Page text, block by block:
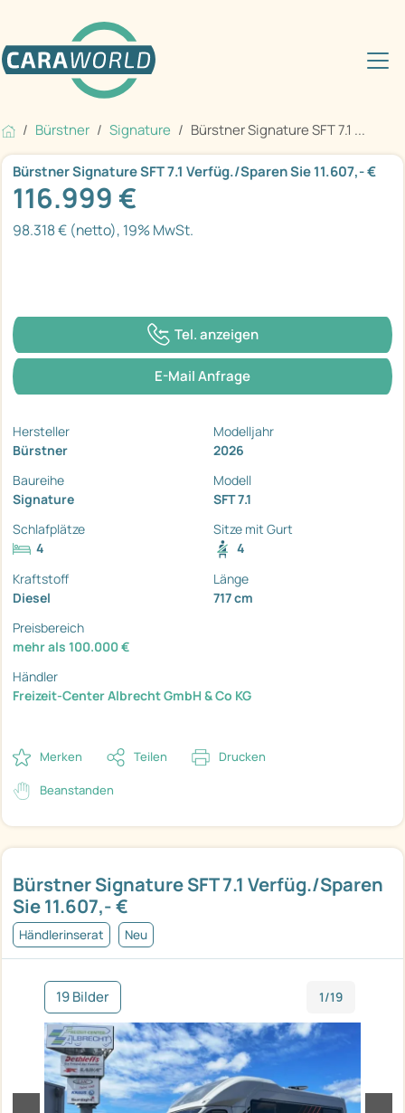
Bürstner Signature Bürstner Signature SFT 7.1 ...
Bürstner Signature SFT 7.1 Verfüg./Sparen
Sie 11.607,- €
Händlerinserat Neu
19 Bilder 1/19
Bürstner Signature SFT 7.1 Verfüg./Sparen Sie 11.607,- €
116.999 €
98.318 € (netto), 19% MwSt.
Tel. anzeigen
E-Mail Anfrage
Hersteller
Bürstner
Modelljahr
2026
Baureihe
Signature
Modell
SFT 7.1
Schlafplätze
4
Sitze mit Gurt
4
Kraftstoff
Diesel
Länge
717 cm
Preisbereich
mehr als 100.000 €
Händler
Freizeit-Center Albrecht GmbH & Co KG
Merken Teilen Drucken
Beanstanden